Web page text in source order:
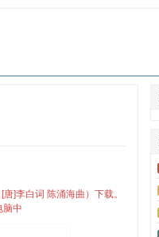
]李白词 陈涌海曲）下载。
脑中